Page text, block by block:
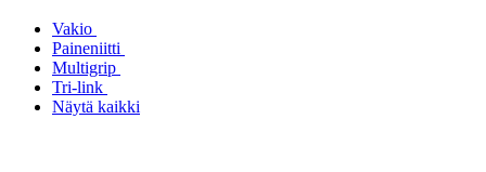
Vakio
Paineniitti
Multigrip
Tri-link
Näytä kaikki